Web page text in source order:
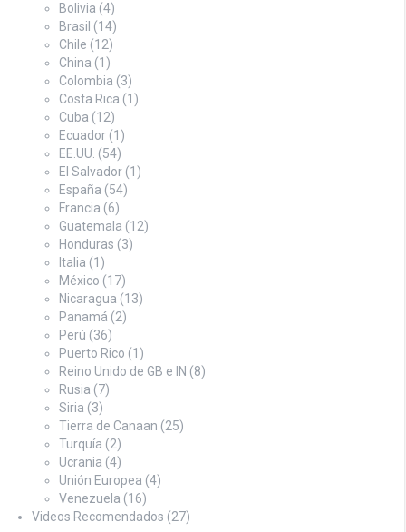
Bolivia (4)
Brasil (14)
Chile (12)
China (1)
Colombia (3)
Costa Rica (1)
Cuba (12)
Ecuador (1)
EE.UU. (54)
El Salvador (1)
España (54)
Francia (6)
Guatemala (12)
Honduras (3)
Italia (1)
México (17)
Nicaragua (13)
Panamá (2)
Perú (36)
Puerto Rico (1)
Reino Unido de GB e IN (8)
Rusia (7)
Siria (3)
Tierra de Canaan (25)
Turquía (2)
Ucrania (4)
Unión Europea (4)
Venezuela (16)
Videos Recomendados (27)